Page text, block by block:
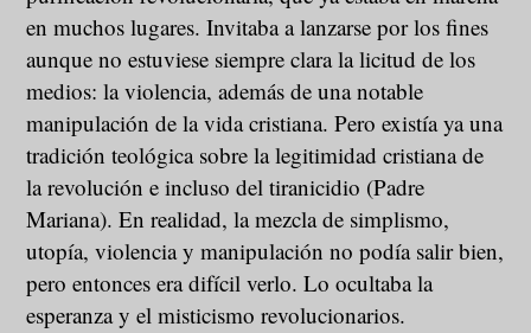
en muchos lugares. Invitaba a lanzarse por los fines
aunque no estuviese siempre clara la licitud de los
medios: la violencia, además de una notable
manipulación de la vida cristiana. Pero existía ya una
tradición teológica sobre la legitimidad cristiana de
la revolución e incluso del tiranicidio (Padre
Mariana). En realidad, la mezcla de simplismo,
utopía, violencia y manipulación no podía salir bien,
pero entonces era difícil verlo. Lo ocultaba la
esperanza y el misticismo revolucionarios.